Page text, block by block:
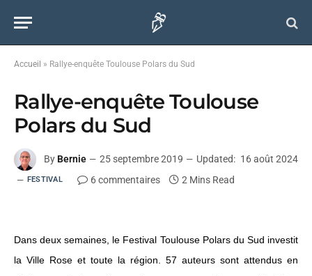
Accueil » Rallye-enquête Toulouse Polars du Sud
Rallye-enquête Toulouse
Polars du Sud
By Bernie 25 septembre 2019 Updated: 16 août 2024
FESTIVAL 6 commentaires 2 Mins Read
Dans deux semaines, le Festival Toulouse Polars du Sud investit
la Ville Rose et toute la région. 57 auteurs sont attendus en